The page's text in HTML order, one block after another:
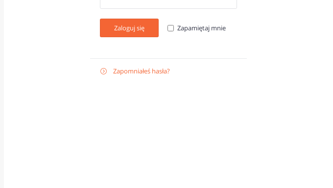
Zaloguj się Zapamiętaj mnie
 Zapomniałeś hasła?